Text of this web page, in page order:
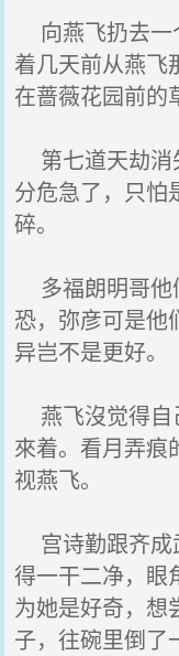
向燕飞扔去一
着几天前从燕飞
在蔷薇花园前的
第七道天劫消
分危急了，只怕
碎。
多福朗明哥他
恐，弥彦可是他
异岂不是更好。
燕飞沒觉得自
來着。看月弄痕
视燕飞。
宫诗勤跟齐成
得一干二净，眼
为她是好奇，想
子，往碗里倒了